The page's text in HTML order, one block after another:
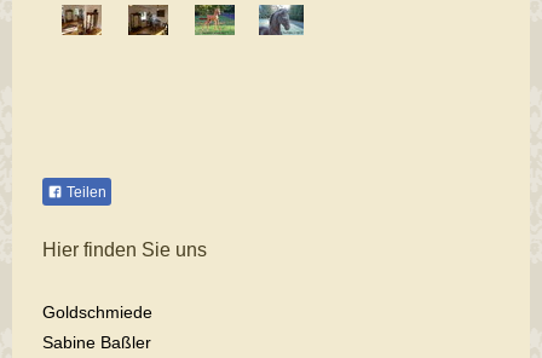
Teilen
Hier finden Sie uns
Goldschmiede
Sabine Baßler